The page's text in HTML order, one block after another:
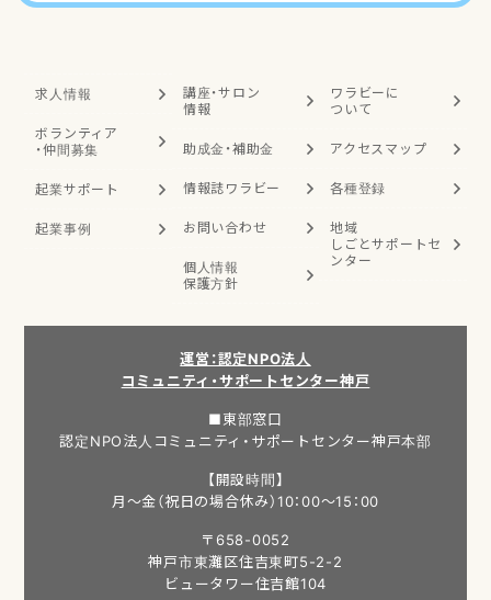
求人情報
ボランティア
・仲間募集
起業サポート
起業事例
講座・サロン
情報
助成金・補助金
情報誌ワラビー
お問い合わせ
個人情報
保護方針
ワラビーに
ついて
アクセスマップ
各種登録
地域
しごとサポートセ
ンター
運営：認定NPO法人
コミュニティ・サポートセンター神戸
■東部窓口
認定NPO法人コミュニティ・サポートセンター神戸本部
【開設時間】
月～金（祝日の場合休み）10：00～15：00
〒658-0052
神戸市東灘区住吉東町5-2-2
ビュータワー住吉館104